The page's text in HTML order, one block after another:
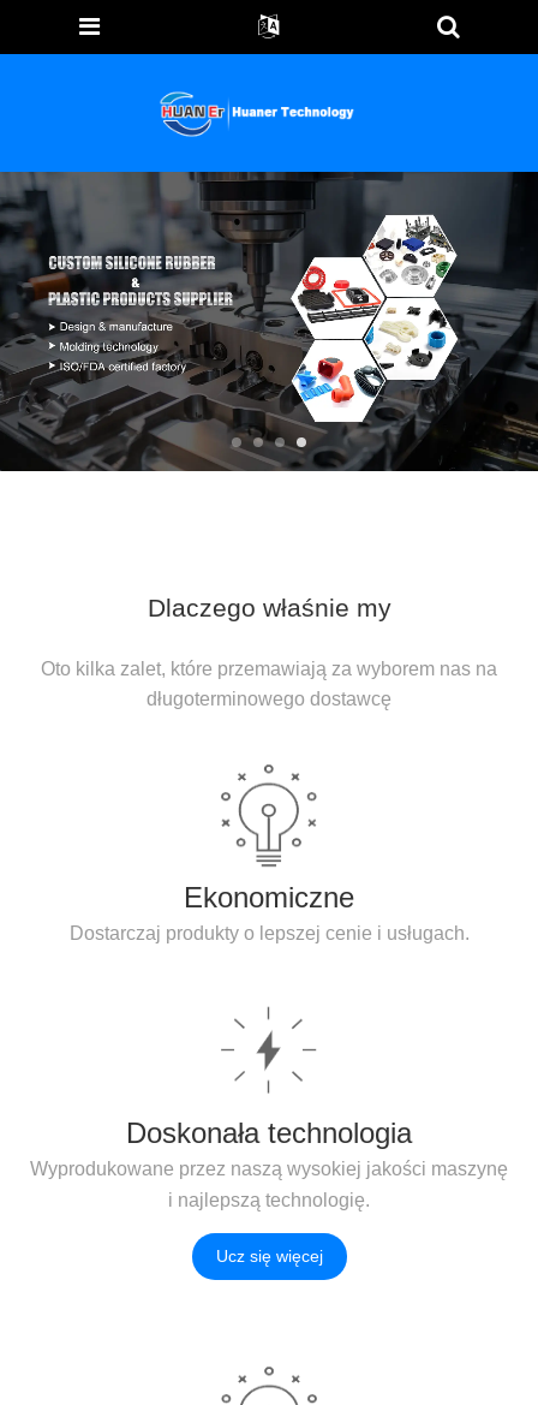
Dlaczego właśnie my
Oto kilka zalet, które przemawiają za wyborem nas na
długoterminowego dostawcę
Ekonomiczne
Dostarczaj produkty o lepszej cenie i usługach.
Doskonała technologia
Wyprodukowane przez naszą wysokiej jakości maszynę
i najlepszą technologię.
Ucz się więcej